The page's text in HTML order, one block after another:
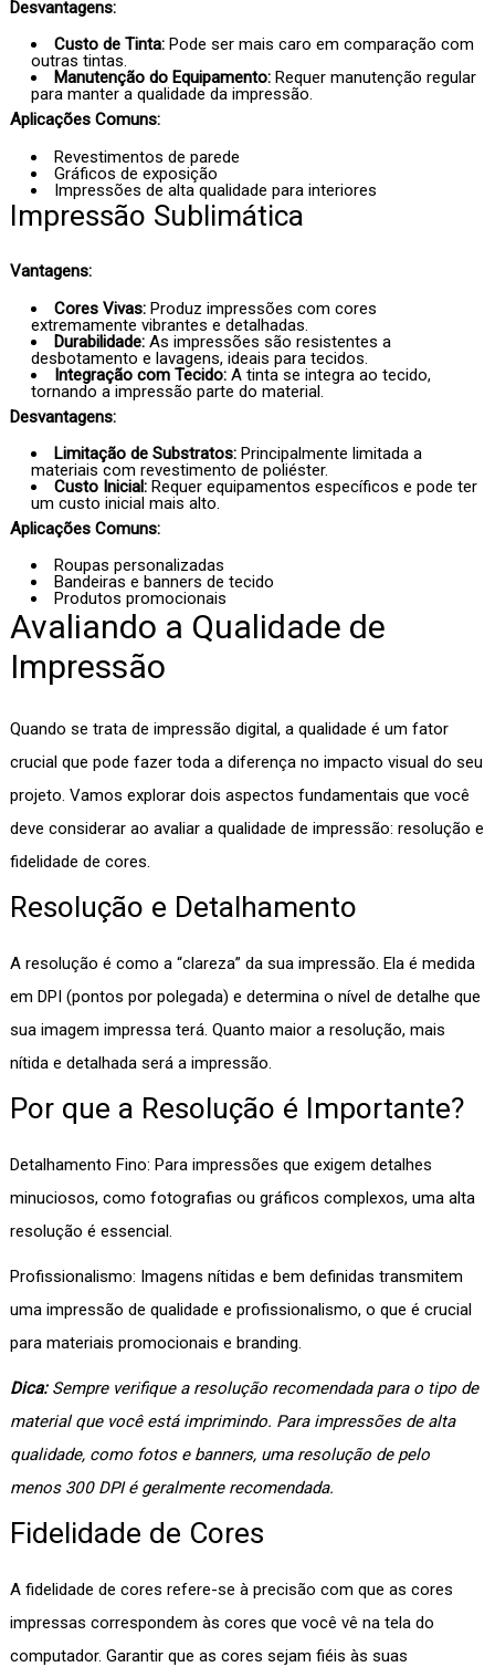
Desvantagens:
Custo de Tinta: Pode ser mais caro em comparação com
outras tintas.
Manutenção do Equipamento: Requer manutenção regular
para manter a qualidade da impressão.
Aplicações Comuns:
Revestimentos de parede
Gráficos de exposição
Impressões de alta qualidade para interiores
Impressão Sublimática
Vantagens:
Cores Vivas: Produz impressões com cores
extremamente vibrantes e detalhadas.
Durabilidade: As impressões são resistentes a
desbotamento e lavagens, ideais para tecidos.
Integração com Tecido: A tinta se integra ao tecido,
tornando a impressão parte do material.
Desvantagens:
Limitação de Substratos: Principalmente limitada a
materiais com revestimento de poliéster.
Custo Inicial: Requer equipamentos específicos e pode ter
um custo inicial mais alto.
Aplicações Comuns:
Roupas personalizadas
Bandeiras e banners de tecido
Produtos promocionais
Avaliando a Qualidade de
Impressão
Quando se trata de impressão digital, a qualidade é um fator
crucial que pode fazer toda a diferença no impacto visual do seu
projeto. Vamos explorar dois aspectos fundamentais que você
deve considerar ao avaliar a qualidade de impressão: resolução e
fidelidade de cores.
Resolução e Detalhamento
A resolução é como a “clareza” da sua impressão. Ela é medida
em DPI (pontos por polegada) e determina o nível de detalhe que
sua imagem impressa terá. Quanto maior a resolução, mais
nítida e detalhada será a impressão.
Por que a Resolução é Importante?
Detalhamento Fino: Para impressões que exigem detalhes
minuciosos, como fotografias ou gráficos complexos, uma alta
resolução é essencial.
Profissionalismo: Imagens nítidas e bem definidas transmitem
uma impressão de qualidade e profissionalismo, o que é crucial
para materiais promocionais e branding.
Dica: Sempre verifique a resolução recomendada para o tipo de
material que você está imprimindo. Para impressões de alta
qualidade, como fotos e banners, uma resolução de pelo
menos 300 DPI é geralmente recomendada.
Fidelidade de Cores
A fidelidade de cores refere-se à precisão com que as cores
impressas correspondem às cores que você vê na tela do
computador. Garantir que as cores sejam fiéis às suas